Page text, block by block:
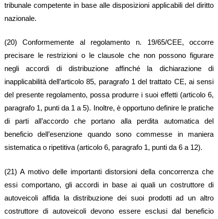
tribunale competente in base alle disposizioni applicabili del diritto
nazionale.
(20) Conformemente al regolamento n. 19/65/CEE, occorre
precisare le restrizioni o le clausole che non possono figurare
negli accordi di distribuzione affinché la dichiarazione di
inapplicabilità dell’articolo 85, paragrafo 1 del trattato CE, ai sensi
del presente regolamento, possa produrre i suoi effetti (articolo 6,
paragrafo 1, punti da 1 a 5). Inoltre, è opportuno definire le pratiche
di parti all’accordo che portano alla perdita automatica del
beneficio dell’esenzione quando sono commesse in maniera
sistematica o ripetitiva (articolo 6, paragrafo 1, punti da 6 a 12).
(21) A motivo delle importanti distorsioni della concorrenza che
essi comportano, gli accordi in base ai quali un costruttore di
autoveicoli affida la distribuzione dei suoi prodotti ad un altro
costruttore di autoveicoli devono essere esclusi dal beneficio